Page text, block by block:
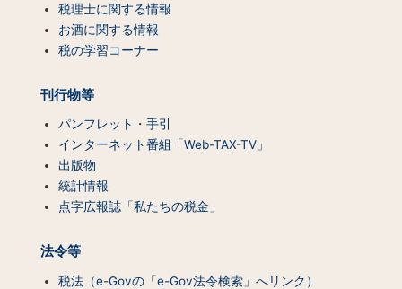
税理士に関する情報
お酒に関する情報
税の学習コーナー
刊行物等
パンフレット・手引
インターネット番組「Web-TAX-TV」
出版物
統計情報
点字広報誌「私たちの税金」
法令等
税法（e-Govの「e-Gov法令検索」へリンク）